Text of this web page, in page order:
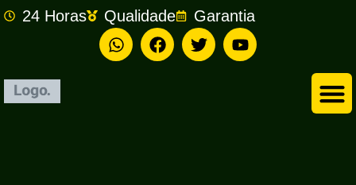
24 Horas Qualidade Garantia